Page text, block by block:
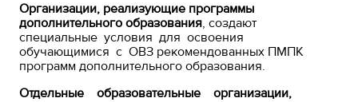
Организации, реализующие программы
дополнительного образования, создают
специальные условия для освоения
обучающимися с ОВЗ рекомендованных ПМПК
программ дополнительного образования.
Отдельные образовательные организации,